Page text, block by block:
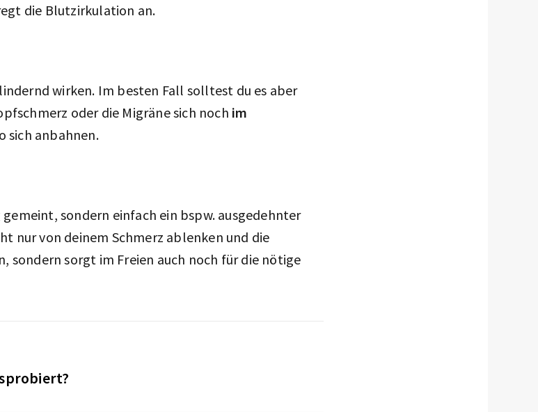
die Blutzirkulation an.
wirken. Im besten Fall solltest du es aber
oder die Migräne sich noch im
sich anbahnen.
sondern einfach ein bspw. ausgedehnter
nur von deinem Schmerz ablenken und die
sondern sorgt im Freien auch noch für die nötige